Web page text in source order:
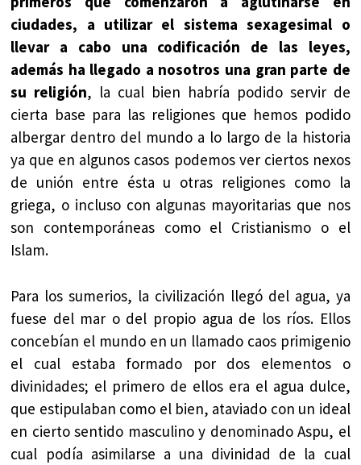
ciudades, a utilizar el sistema sexagesimal o
llevar a cabo una codificación de las leyes,
además ha llegado a nosotros una gran parte de
su religión, la cual bien habría podido servir de
cierta base para las religiones que hemos podido
albergar dentro del mundo a lo largo de la historia
ya que en algunos casos podemos ver ciertos nexos
de unión entre ésta u otras religiones como la
griega, o incluso con algunas mayoritarias que nos
son contemporáneas como el Cristianismo o el
Islam.
Para los sumerios, la civilización llegó del agua, ya
fuese del mar o del propio agua de los ríos. Ellos
concebían el mundo en un llamado caos primigenio
el cual estaba formado por dos elementos o
divinidades; el primero de ellos era el agua dulce,
que estipulaban como el bien, ataviado con un ideal
en cierto sentido masculino y denominado Aspu, el
cual podía asimilarse a una divinidad de la cual